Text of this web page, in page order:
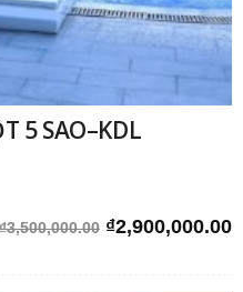
5 SAO–KDL
₫3,500,000.00 Giá
₫2,900,000.00